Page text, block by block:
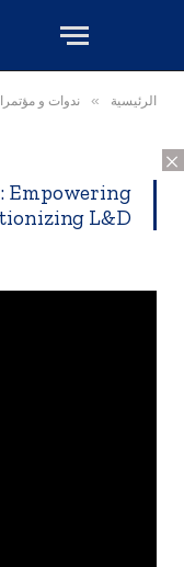
×
الرئيسية » ندوات و
Empowering
L&D